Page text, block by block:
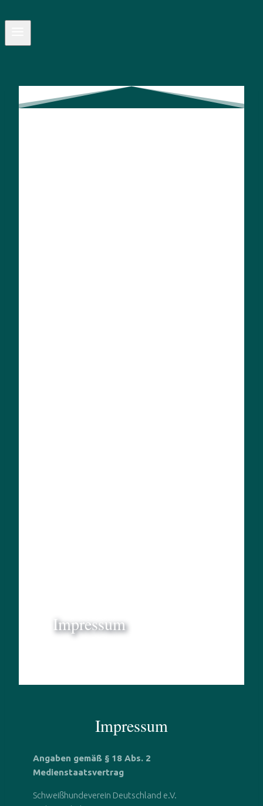
Impressum
Impressum
Angaben gemäß § 18 Abs. 2
Medienstaatsvertrag
Schweißhundeverein Deutschland e.V.